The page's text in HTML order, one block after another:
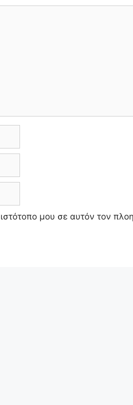
μου σε αυτόν τον